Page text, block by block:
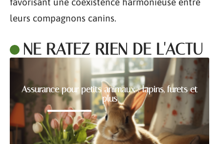
leurs compagnons canins.
NE RATEZ RIEN DE L'ACTU
Assurance pour petits animaux : lapins, furets et
plus